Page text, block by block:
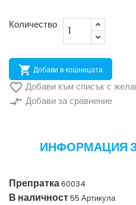
Количество
 Добави в кошницата
 Добави към списък с
compare_arrows Добави за сравнение
ИНФОРМАЦИЯ
Препратка60034
В наличност55 Артикула